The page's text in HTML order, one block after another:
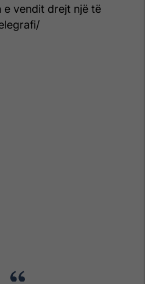
e vendit drejt një të